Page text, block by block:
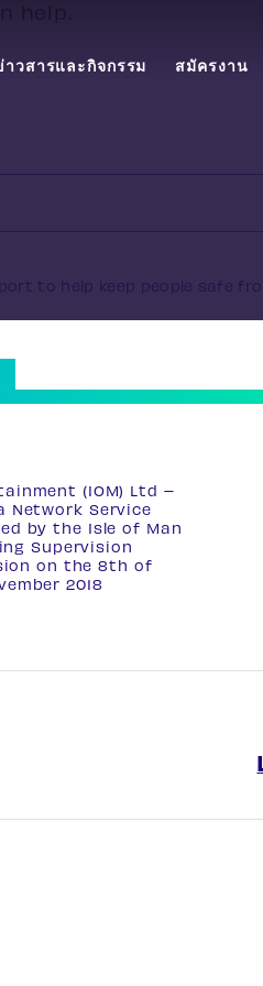
าวสารและกิจกรรม สมัครงาน
to help keep people safe
(IOM) Ltd –
Network Service
by the Isle of Man
Supervision
on the 8th of
2018